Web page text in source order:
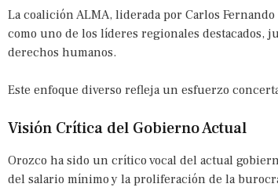
La coalición ALMA, liderada por Carlos
como uno de los líderes regionales destacados,
derechos humanos.
Este enfoque diverso refleja un esfuerzo
Visión Crítica del Gobierno Actual
Orozco ha sido un crítico vocal del actual
del salario mínimo y la proliferación de la